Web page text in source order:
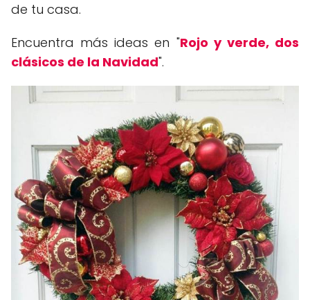
de tu casa.
Encuentra más ideas en "Rojo y verde, dos
clásicos de la Navidad".